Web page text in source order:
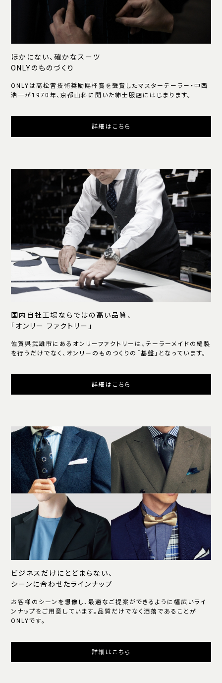
ほかにない、確かなスーツ
ONLYのものづくり
ONLYは高松宮技術奨励賜杯賞を受賞したマスターテーラー・中西
浩一が1970年、京都山科に開いた紳士服店にはじまります。
詳細はこちら
国内自社工場ならではの高い品質、
「オンリー ファクトリー」
佐賀県武雄市にあるオンリーファクトリーは、テーラーメイドの縫製
を行うだけでなく、オンリーのものつくりの「基盤」となっています。
詳細はこちら
ビジネスだけにとどまらない、
シーンに合わせたラインナップ
お客様のシーンを想像し、最適なご提案ができるように幅広いライ
ンナップをご用意しています。品質だけでなく洒落であることが
ONLYです。
詳細はこちら